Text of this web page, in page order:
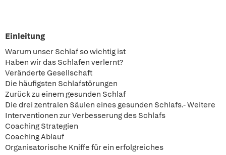
Einleitung
Warum unser Schlaf so wichtig ist
Haben wir das Schlafen verlernt?
Veränderte Gesellschaft
Die häufigsten Schlafstörungen
Zurück zu einem gesunden Schlaf
Die drei zentralen Säulen eines gesunden Schlafs.- Weitere
Interventionen zur Verbesserung des Schlafs
Coaching Strategien
Coaching Ablauf
Organisatorische Kniffe für ein erfolgreiches